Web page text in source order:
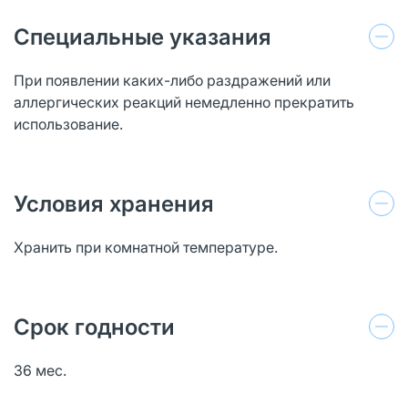
Специальные указания
При появлении каких-либо раздражений или
аллергических реакций немедленно прекратить
использование.
Условия хранения
Хранить при комнатной температуре.
Срок годности
36 мес.